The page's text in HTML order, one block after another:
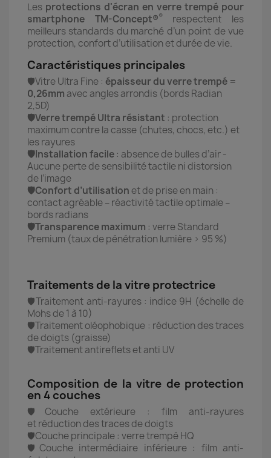
Les protections d'écran en verre trempé pour
smartphone TM-Concept®®respectent les
meilleurs standards du marché d’un point de vue
protection, confort d’utilisation et durée de vie.
Caractéristiques principales
🛡️Vitre Ultra Fine : épaisseur du verre trempé =
0,26mm avec angles arrondis (bords Radian
2,5D)
🛡️Verre trempé Ultra résistant : protection
maximum contre la casse (chutes, chocs, etc.) et
les rayures
🛡️Installation facile : absence de bulles d’air -
Aucune perte de sensibilité tactile ni distorsion
de l’image
🛡️Confort d’utilisation et de prise en main :
contact agréable – réactivité tactile optimale –
bords radians
🛡️Transparence maximum : verre Standard
Premium (taux de pénétration lumière > 95 %)
Traitements de la vitre protectrice
🛡️Traitement anti-rayures : indice 9H (échelle de
Mohs de 1 à 10)
🛡️Traitement oléophobique : réduction des traces
de doigts (graisse)
🛡️Traitement antireflets et anti UV
Composition de la vitre de protection
en 4 couches
🛡️Couche extérieure : film anti-rayures
et réduction des traces de doigts
🛡️Couche principale : verre trempé HQ
🛡️Couche intermédiaire inférieure : film anti-